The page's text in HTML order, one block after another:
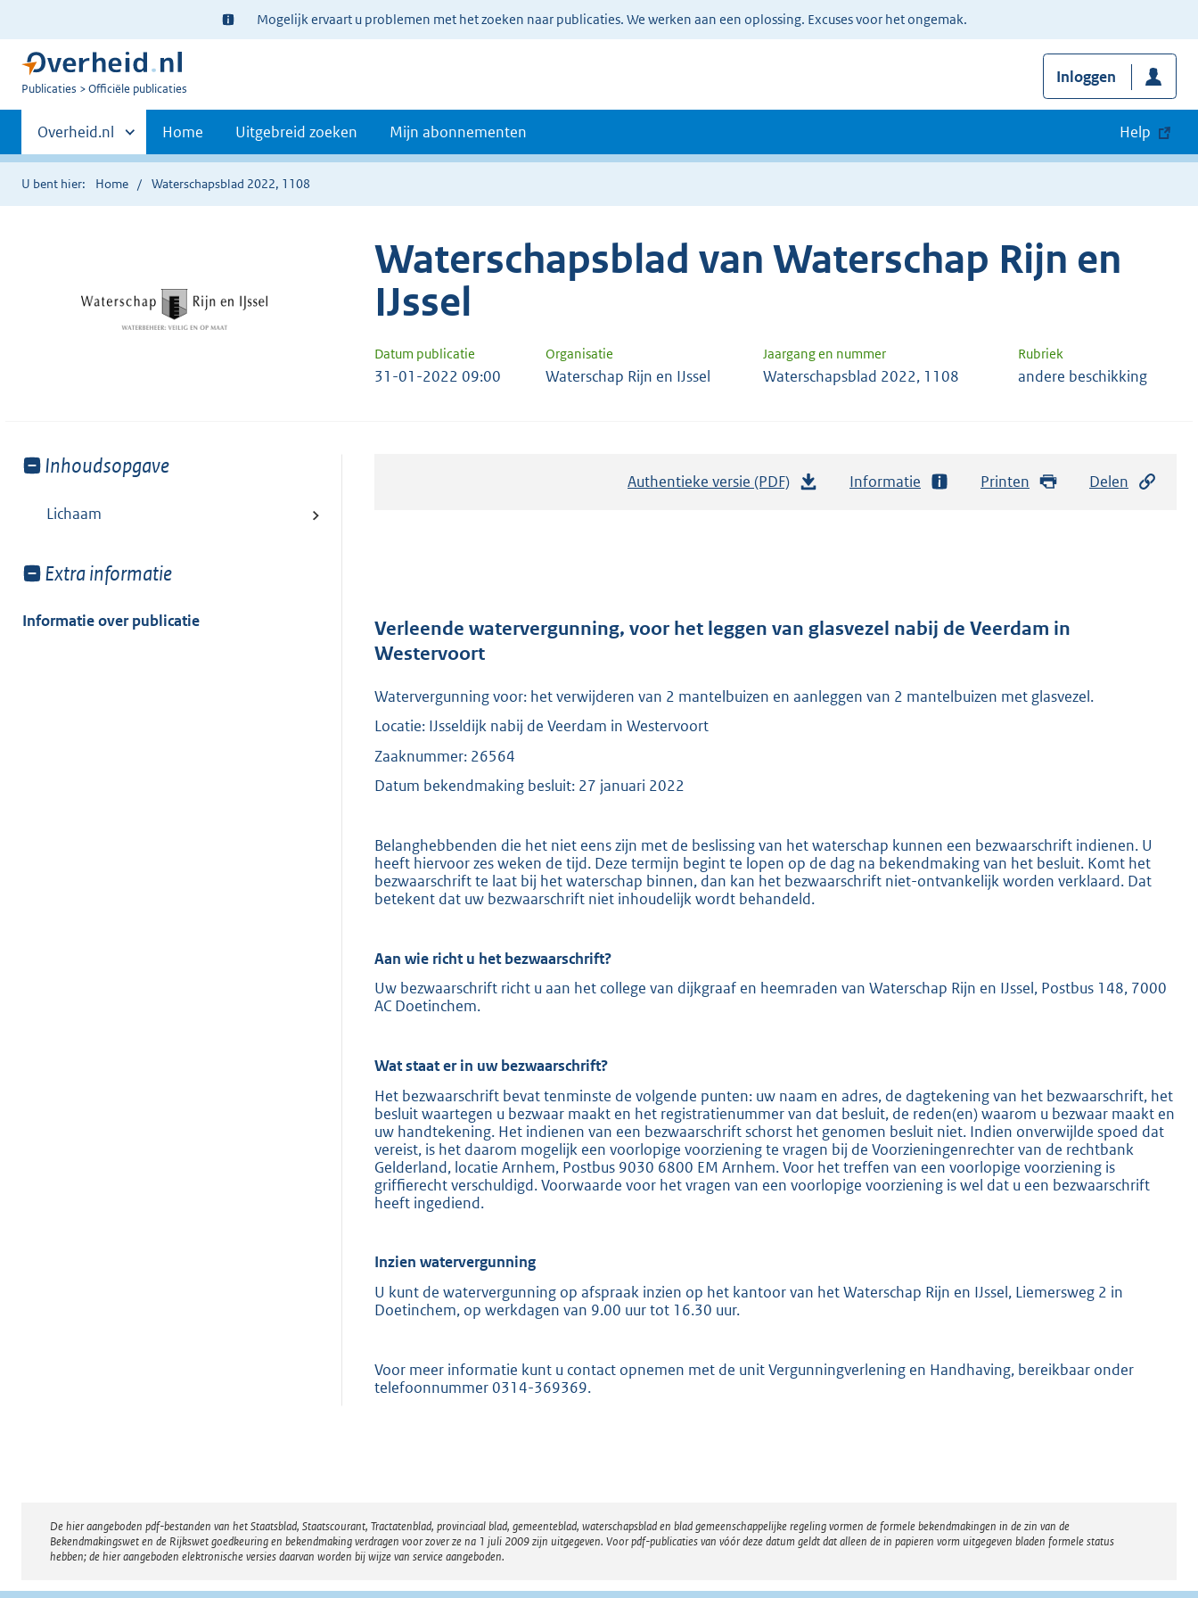
Ter
informatie:
Mogelijk ervaart u problemen met het zoeken naar publicaties. We werken aan een oplossing. Excuses voor het ongemak.
U
Publicaties Officiële publicaties
Inloggen
Primaire
navigatie
Andere
sites
binnen
Overheid.nl Home Uitgebreid zoeken Mijn abonnementen Help
U bent hier: Home Waterschapsblad 2022, 1108
Waterschapsblad van Waterschap Rijn en
IJssel
Datum publicatie Organisatie Jaargang en nummer Rubriek
31-01-2022 09:00 Waterschap Rijn en IJssel Waterschapsblad 2022, 1108 andere beschikking
Toon
van:
Inhoudsopgave
Lichaam
Toon
van:
Extra informatie
Informatie over publicatie
Authentieke versie (PDF)
d
r
:
2
0
Informatie Printen Delen
Verleende watervergunning, voor het leggen van glasvezel nabij de Veerdam in
Westervoort
Watervergunning voor: het verwijderen van 2 mantelbuizen en aanleggen van 2 mantelbuizen met glasvezel.
Locatie: IJsseldijk nabij de Veerdam in Westervoort
Zaaknummer: 26564
Datum bekendmaking besluit: 27 januari 2022
Belanghebbenden die het niet eens zijn met de beslissing van het waterschap kunnen een bezwaarschrift indienen. U
heeft hiervoor zes weken de tijd. Deze termijn begint te lopen op de dag na bekendmaking van het besluit. Komt het
bezwaarschrift te laat bij het waterschap binnen, dan kan het bezwaarschrift niet-ontvankelijk worden verklaard. Dat
betekent dat uw bezwaarschrift niet inhoudelijk wordt behandeld.
Aan wie richt u het bezwaarschrift?
Uw bezwaarschrift richt u aan het college van dijkgraaf en heemraden van Waterschap Rijn en IJssel, Postbus 148, 7000
AC Doetinchem.
Wat staat er in uw bezwaarschrift?
Het bezwaarschrift bevat tenminste de volgende punten: uw naam en adres, de dagtekening van het bezwaarschrift, het
besluit waartegen u bezwaar maakt en het registratienummer van dat besluit, de reden(en) waarom u bezwaar maakt en
uw handtekening. Het indienen van een bezwaarschrift schorst het genomen besluit niet. Indien onverwijlde spoed dat
vereist, is het daarom mogelijk een voorlopige voorziening te vragen bij de Voorzieningenrechter van de rechtbank
Gelderland, locatie Arnhem, Postbus 9030 6800 EM Arnhem. Voor het treffen van een voorlopige voorziening is
griffierecht verschuldigd. Voorwaarde voor het vragen van een voorlopige voorziening is wel dat u een bezwaarschrift
heeft ingediend.
Inzien watervergunning
U kunt de watervergunning op afspraak inzien op het kantoor van het Waterschap Rijn en IJssel, Liemersweg 2 in
Doetinchem, op werkdagen van 9.00 uur tot 16.30 uur.
Voor meer informatie kunt u contact opnemen met de unit Vergunningverlening en Handhaving, bereikbaar onder
telefoonnummer 0314-369369.
Disclaimer
De hier aangeboden pdf-bestanden van het Staatsblad, Staatscourant, Tractatenblad, provinciaal blad, gemeenteblad, waterschapsblad en blad gemeenschappelijke regeling vormen de formele bekendmakingen in de zin van de
Bekendmakingswet en de Rijkswet goedkeuring en bekendmaking verdragen voor zover ze na 1 juli 2009 zijn uitgegeven. Voor pdf-publicaties van vóór deze datum geldt dat alleen de in papieren vorm uitgegeven bladen formele status
hebben; de hier aangeboden elektronische versies daarvan worden bij wijze van service aangeboden.